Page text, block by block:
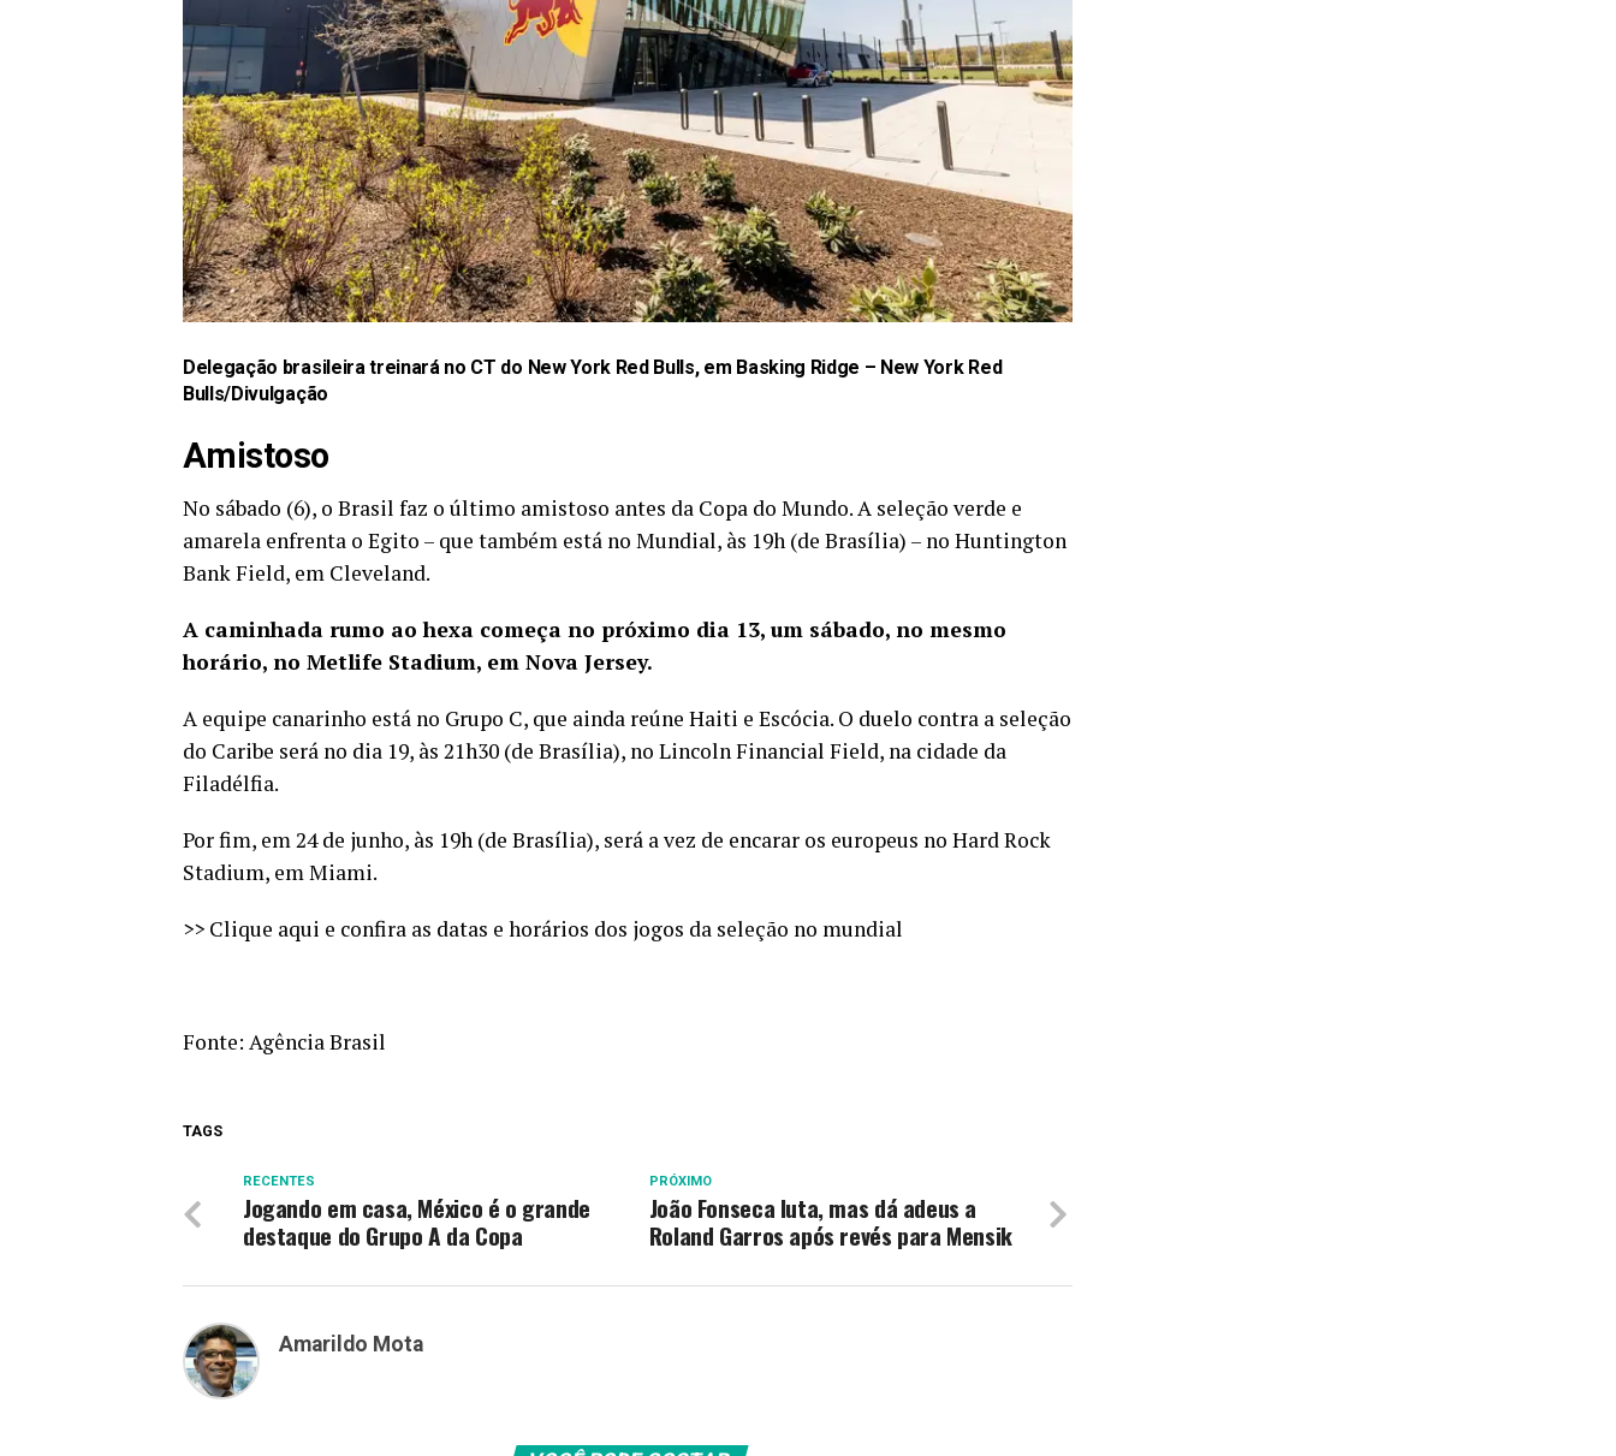
Delegação brasileira treinará no CT do New York Red Bulls, em Basking Ridge – New York Red
Bulls/Divulgação
Amistoso
No sábado (6), o Brasil faz o último amistoso antes da Copa do Mundo. A seleção verde e
amarela enfrenta o Egito – que também está no Mundial, às 19h (de Brasília) – no Huntington
Bank Field, em Cleveland.
A caminhada rumo ao hexa começa no próximo dia 13, um sábado, no mesmo
horário, no Metlife Stadium, em Nova Jersey.
A equipe canarinho está no Grupo C, que ainda reúne Haiti e Escócia. O duelo contra a seleção
do Caribe será no dia 19, às 21h30 (de Brasília), no Lincoln Financial Field, na cidade da
Filadélfia.
Por fim, em 24 de junho, às 19h (de Brasília), será a vez de encarar os europeus no Hard Rock
Stadium, em Miami.
>> Clique aqui e confira as datas e horários dos jogos da seleção no mundial
Fonte: Agência Brasil
TAGS
PRÓXIMO
João Fonseca luta, mas dá adeus a
Roland Garros após revés para Mensik
RECENTES
Jogando em casa, México é o grande
destaque do Grupo A da Copa
Amarildo Mota